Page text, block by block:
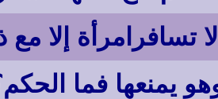
إلا
يمنعها فما